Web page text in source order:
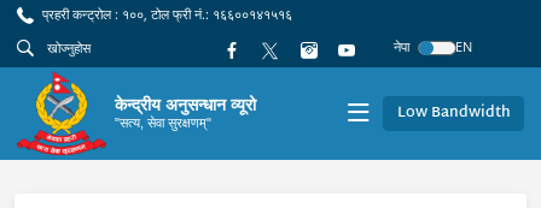
प्रहरी कन्ट्रोल : १००, टोल फ्री नं.: १६६००१४१५१६
नेपा
EN
केन्द्रीय अनुसन्धान व्यूरो
"सत्य, सेवा सुरक्षणम्" Low Bandwidth